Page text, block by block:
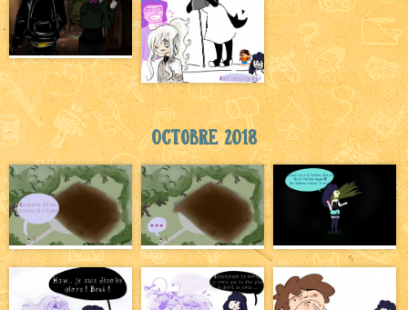
Octobre 2018